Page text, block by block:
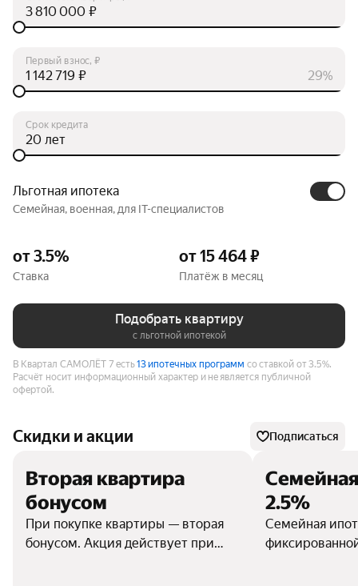
₽
Первый взнос, ₽
29%
₽
Срок кредита
лет
Льготная ипотека
Семейная, военная, для IT-специалистов
от 3.5%
Ставка
от 15 464 ₽
Платёж в месяц
Подобрать квартиру
с льготной ипотекой
В Квартал САМОЛЁТ 7 есть13 ипотечных программ со ставкой от 3.5%.
Расчёт носит информационный характер и не является публичной
офертой.
Скидки и акции Подписаться
Вторая квартира
бонусом
При покупке квартиры — вторая
бонусом. Акция действует при
2.5%
Семейная